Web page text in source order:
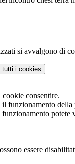
si avvalgono di
tutti i cookies
cookie consentire.
funzionamento
potete
essere